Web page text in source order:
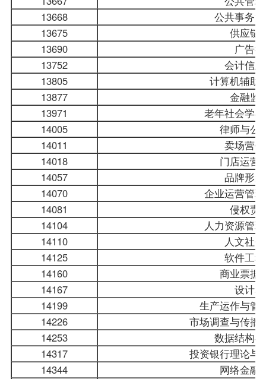
13668
公共事务
13675
供应链
13690
广告
13752
会计信
13805
计算机辅助
13877
金融监
13971
老年社会学
14005
律师与公
14011
卖场营
14018
门店运营
14057
品牌形
14070
企业运营管
14081
侵权责
14104
人力资源管
14110
人文社
14125
软件工
14160
商业票据
14167
设计
14199
生产运作与管
14226
市场调查与传播
14253
数据结构
14317
投资银行理论与
14344
网络金融